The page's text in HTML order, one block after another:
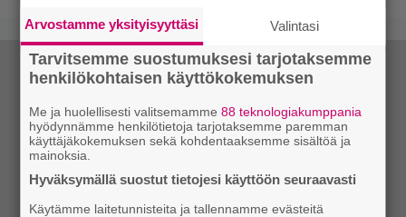
Arvostamme yksityisyyttäsi Valintasi
Tarvitsemme suostumuksesi tarjotaksemme
henkilökohtaisen käyttökokemuksen
Me ja huolellisesti valitsemamme88 teknologiakumppania
hyödynnämme henkilötietoja tarjotaksemme paremman
käyttäjäkokemuksen sekä kohdentaaksemme sisältöä ja
mainoksia.
Hyväksymällä suostut tietojesi käyttöön seuraavasti
Käytämme laitetunnisteita ja tallennamme evästeitä